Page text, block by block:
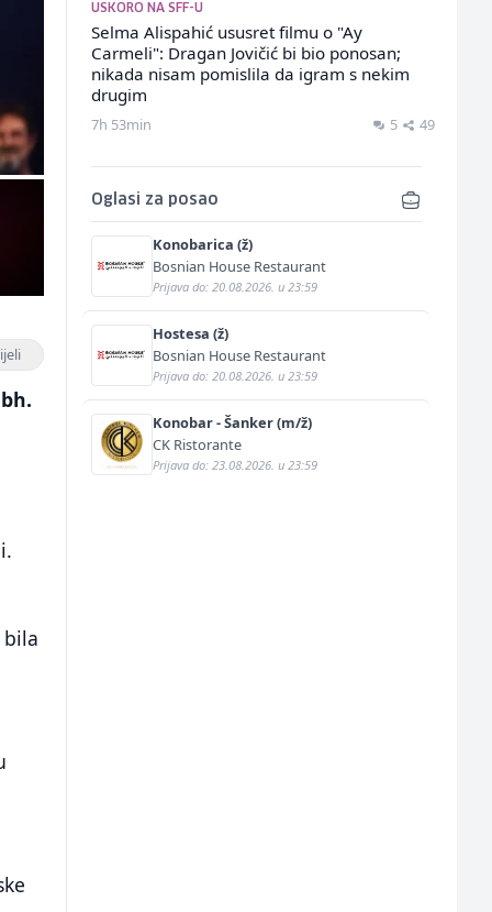
bila
USKORO NA SFF-U
Selma Alispahić ususret filmu o "Ay
Carmeli": Dragan Jovičić bi bio ponosan;
nikada nisam pomislila da igram s nekim
drugim
7h 53min 5 49
Oglasi za posao
Konobarica (ž)
Bosnian House Restaurant
Prijava do: 20.08.2026. u 23:59
Hostesa (ž)
Bosnian House Restaurant
Prijava do: 20.08.2026. u 23:59
Konobar - Šanker (m/ž)
CK Ristorante
Prijava do: 23.08.2026. u 23:59